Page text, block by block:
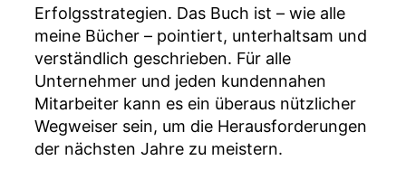
Erfolgsstrategien. Das Buch ist – wie alle
meine Bücher – pointiert, unterhaltsam und
verständlich geschrieben. Für alle
Unternehmer und jeden kundennahen
Mitarbeiter kann es ein überaus nützlicher
Wegweiser sein, um die Herausforderungen
der nächsten Jahre zu meistern.